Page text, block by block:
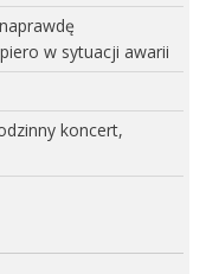
w sytuacji awarii
koncert,